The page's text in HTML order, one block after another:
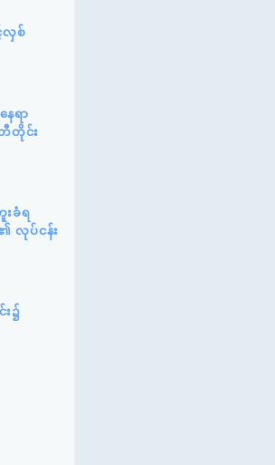
လှစ်
ရာ
တီတိုင်း
းခံရ
လုပ်ငန်း
း၌